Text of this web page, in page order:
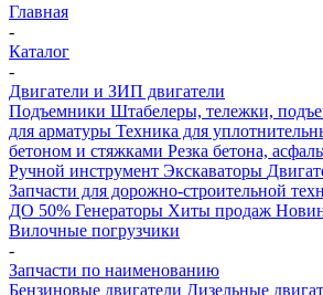
Главная
-
Каталог
-
Двигатели и ЗИП двигатели
Подъемники Штабелеры, тележки,
для арматуры Техника для
бетоном и стяжками Резка бетона,
Ручной инструмент Экскаваторы
Запчасти для дорожно-строительной
ДО 50% Генераторы Хиты продаж
Вилочные погрузчики
-
Запчасти по наименованию
Бензиновые двигатели Дизельные